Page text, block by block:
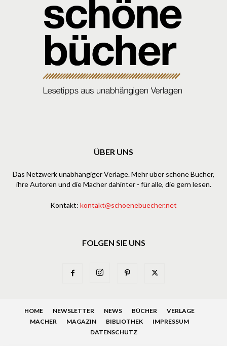
ÜBER UNS
Das Netzwerk unabhängiger Verlage. Mehr über schöne Bücher,
ihre Autoren und die Macher dahinter - für alle, die gern lesen.
Kontakt: kontakt@schoenebuecher.net
FOLGEN SIE UNS
HOME NEWSLETTER NEWS BÜCHER
VERLAGE
MACHER
MAGAZIN BIBLIOTHEK
IMPRESSUM
DATENSCHUTZ